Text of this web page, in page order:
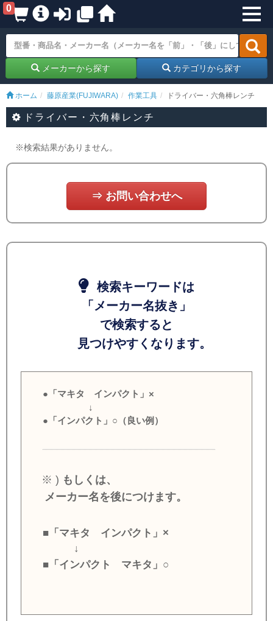
0
メーカーから探す カテゴリから探す
ホーム 藤原産業(FUJIWARA) 作業工具 ドライバー・六角棒レンチ
ドライバー・六角棒レンチ
※検索結果がありません。
⇒ お問い合わせへ
検索キーワードは
「メーカー名抜き」
で検索すると
見つけやすくなります。
●「マキタ インパクト」×
↓
●「インパクト」○（良い例）
※ ) もしくは、
メーカー名を後につけます。
■「マキタ インパクト」×
↓
■「インパクト マキタ」○